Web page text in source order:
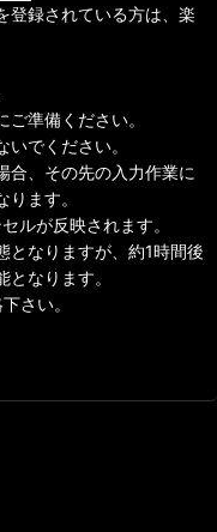
登録されている方は、楽
準備ください。
でください。
合、その先の入力作業に
ます。
ルが反映されます。
となりますが、約1時間後
なります。
さい。